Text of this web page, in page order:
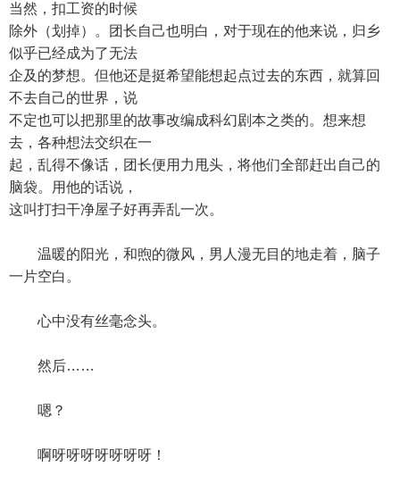
当然，扣工资的时候
除外（划掉）。团长自己也明白，对于现在的他来说，归乡
似乎已经成为了无法
企及的梦想。但他还是挺希望能想起点过去的东西，就算回
不去自己的世界，说
不定也可以把那里的故事改编成科幻剧本之类的。想来想
去，各种想法交织在一
起，乱得不像话，团长便用力甩头，将他们全部赶出自己的
脑袋。用他的话说，
这叫打扫干净屋子好再弄乱一次。
温暖的阳光，和煦的微风，男人漫无目的地走着，脑子
一片空白。
心中没有丝毫念头。
然后……
嗯？
啊呀呀呀呀呀呀呀！